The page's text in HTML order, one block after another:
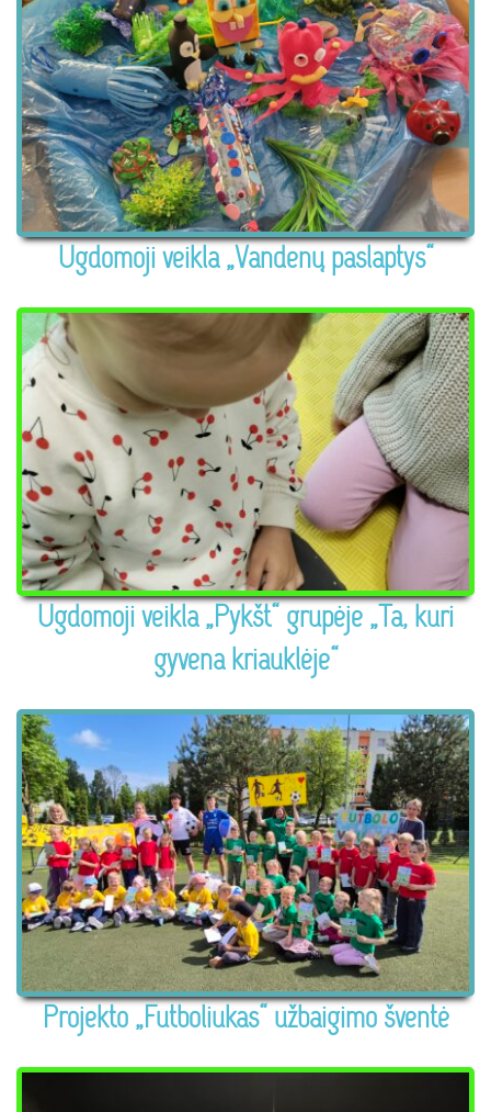
Ugdomoji veikla „Vandenų paslaptys“
Ugdomoji veikla „Pykšt“ grupėje „Ta, kuri
gyvena kriauklėje“
Projekto „Futboliukas“ užbaigimo šventė